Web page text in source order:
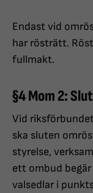
Endast vid
har rösträtt.
fullmakt.
§4 Mom 2:
Vid
ska sluten
styrelse,
ett ombud
valsedlar i